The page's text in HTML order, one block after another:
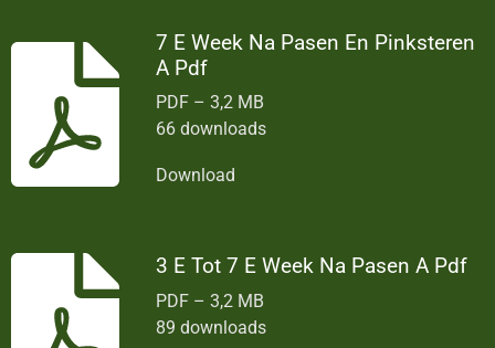
7 E Week Na Pasen En Pinksteren
A Pdf
PDF – 3,2 MB
66 downloads
Download
3 E Tot 7 E Week Na Pasen A Pdf
PDF – 3,2 MB
89 downloads